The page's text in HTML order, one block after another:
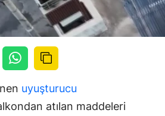
uyuşturucu
atılan maddeleri